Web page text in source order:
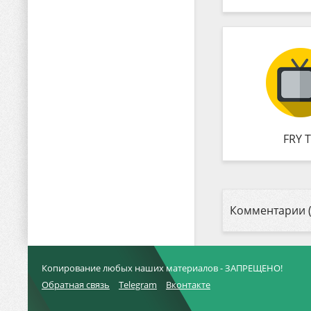
FRY
Комментарии
Копирование любых наших материалов - ЗАПРЕЩЕНО!
Обратная связь
Telegram Вконтакте